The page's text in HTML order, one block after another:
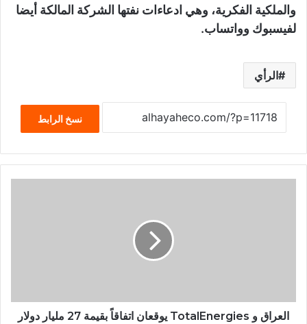
والملكية الفكرية، وهي ادعاءات نفتها الشركة المالكة أيضا
لفيسبوك وواتساب.
الرأي
نسخ الرابط
العراق و TotalEnergies يوقعان اتفاقاً بقيمة 27 مليار دولار